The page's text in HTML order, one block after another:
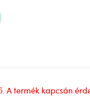
A termék kapcsán